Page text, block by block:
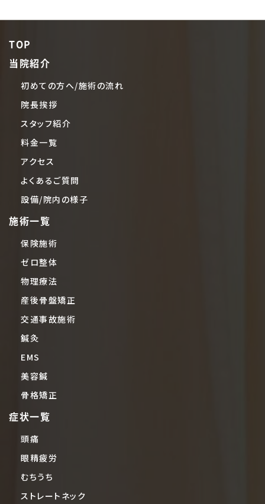
TOP
当院紹介
初めての方へ/施術の流れ
院長挨拶
スタッフ紹介
料金一覧
アクセス
よくあるご質問
設備/院内の様子
施術一覧
保険施術
ゼロ整体
物理療法
産後骨盤矯正
交通事故施術
鍼灸
EMS
美容鍼
骨格矯正
症状一覧
頭痛
眼精疲労
むちうち
ストレートネック